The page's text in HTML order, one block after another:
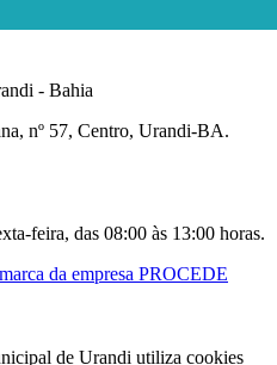
sociais
- Bahia
nº 57, Centro, Urandi-BA.
feira, das 08:00 às 13:00 horas.
de Urandi utiliza cookies